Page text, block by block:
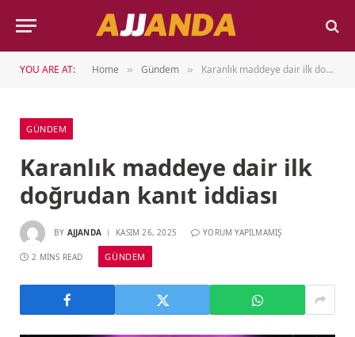
YOU ARE AT: Home » Gündem » Karanlık maddeye dair ilk doğrudan kanıt iddiası
GÜNDEM
Karanlık maddeye dair ilk
doğrudan kanıt iddiası
BY AJJANDA KASIM 26, 2025 YORUM YAPILMAMIŞ
2 MINS READ GÜNDEM